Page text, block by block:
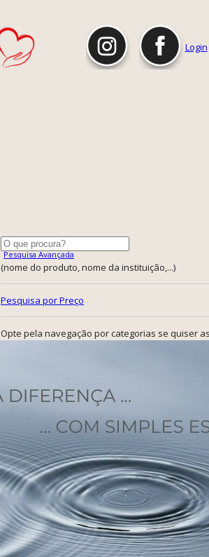
Login
Pesquisa Avançada
(nome do produto, nome da instituição,...)
Pesquisa por Preço
Opte pela navegação por categorias se quiser